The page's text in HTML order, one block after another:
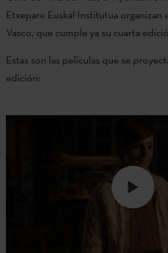
Etxepare Euskal Institutua
Vasco, que cumple ya su cuarta
Estas son las películas que se
edición: